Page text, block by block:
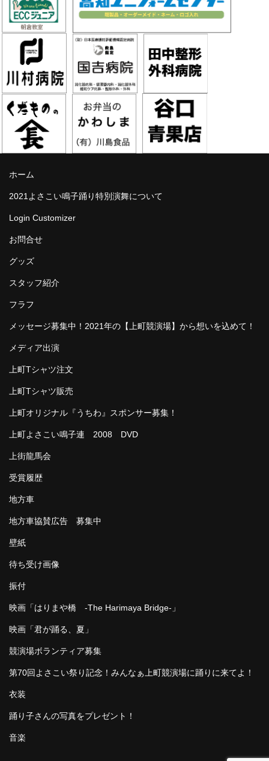
ホーム
2021よさこい鳴子踊り特別演舞について
Login Customizer
お問合せ
グッズ
スタッフ紹介
フラフ
メッセージ募集中！2021年の【上町競演場】から想いを込めて！
メディア出演
上町Tシャツ注文
上町Tシャツ販売
上町オリジナル『うちわ』スポンサー募集！
上町よさこい鳴子連 2008 DVD
上街龍馬会
受賞履歴
地方車
地方車協賛広告 募集中
壁紙
待ち受け画像
振付
映画「はりまや橋 -The Harimaya Bridge-」
映画「君が踊る、夏」
競演場ボランティア募集
第70回よさこい祭り記念！みんなぁ上町競演場に踊りに来てよ！
衣装
踊り子さんの写真をプレゼント！
音楽